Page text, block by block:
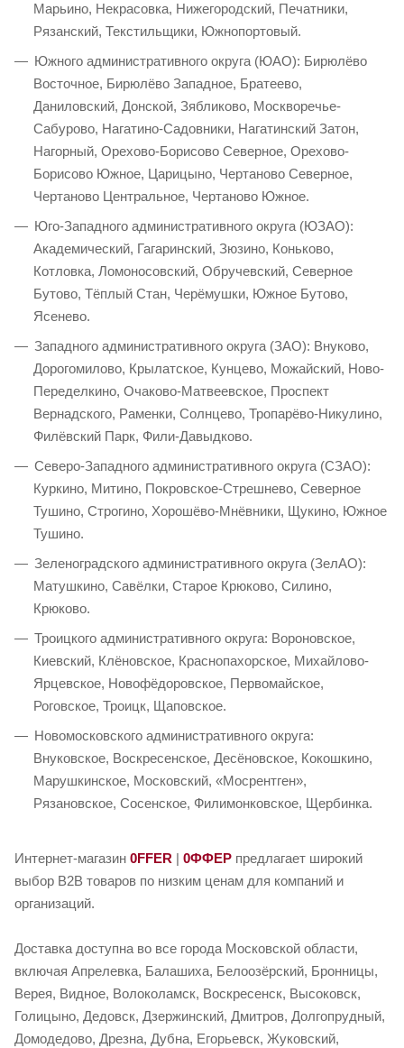
Марьино, Некрасовка, Нижегородский, Печатники,
Рязанский, Текстильщики, Южнопортовый.
Южного административного округа (ЮАО): Бирюлёво
Восточное, Бирюлёво Западное, Братеево,
Даниловский, Донской, Зябликово, Москворечье-
Сабурово, Нагатино-Садовники, Нагатинский Затон,
Нагорный, Орехово-Борисово Северное, Орехово-
Борисово Южное, Царицыно, Чертаново Северное,
Чертаново Центральное, Чертаново Южное.
Юго-Западного административного округа (ЮЗАО):
Академический, Гагаринский, Зюзино, Коньково,
Котловка, Ломоносовский, Обручевский, Северное
Бутово, Тёплый Стан, Черёмушки, Южное Бутово,
Ясенево.
Западного административного округа (ЗАО): Внуково,
Дорогомилово, Крылатское, Кунцево, Можайский, Ново-
Переделкино, Очаково-Матвеевское, Проспект
Вернадского, Раменки, Солнцево, Тропарёво-Никулино,
Филёвский Парк, Фили-Давыдково.
Северо-Западного административного округа (СЗАО):
Куркино, Митино, Покровское-Стрешнево, Северное
Тушино, Строгино, Хорошёво-Мнёвники, Щукино, Южное
Тушино.
Зеленоградского административного округа (ЗелАО):
Матушкино, Савёлки, Старое Крюково, Силино,
Крюково.
Троицкого административного округа: Вороновское,
Киевский, Клёновское, Краснопахорское, Михайлово-
Ярцевское, Новофёдоровское, Первомайское,
Роговское, Троицк, Щаповское.
Новомосковского административного округа:
Внуковское, Воскресенское, Десёновское, Кокошкино,
Марушкинское, Московский, «Мосрентген»,
Рязановское, Сосенское, Филимонковское, Щербинка.
Интернет-магазин 0FFER | 0ФФЕР предлагает широкий
выбор B2B товаров по низким ценам для компаний и
организаций.
Доставка доступна во все города Московской области,
включая Апрелевка, Балашиха, Белоозёрский, Бронницы,
Верея, Видное, Волоколамск, Воскресенск, Высоковск,
Голицыно, Дедовск, Дзержинский, Дмитров, Долгопрудный,
Домодедово, Дрезна, Дубна, Егорьевск, Жуковский,